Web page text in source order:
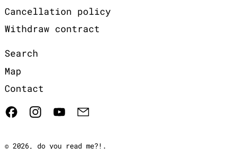
Cancellation policy
Withdraw contract
Search
Map
Contact
FacebookInstagram
YouTube
© 2026, do you read me?! .